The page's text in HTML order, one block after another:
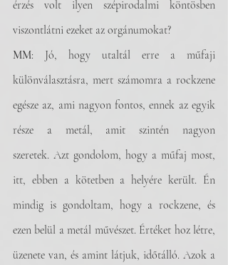
érzés volt ilyen szépirodalmi köntösben
viszontlátni ezeket az orgánumokat?
MM: Jó, hogy utaltál erre a műfaji
különválasztásra, mert számomra a rockzene
egésze az, ami nagyon fontos, ennek az egyik
része a metál, amit szintén nagyon
szeretek. Azt gondolom, hogy a műfaj most,
itt, ebben a kötetben a helyére került. Én
mindig is gondoltam, hogy a rockzene, és
ezen belül a metál művészet. Értéket hoz létre,
üzenete van, és amint látjuk, időtálló. Azok a